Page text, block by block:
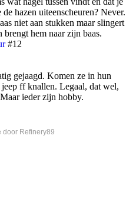
hazen uiteenscheuren? Never.
niet aan stukken maar slingert
hem naar zijn baas.
#12
gejaagd. Komen ze in hun
ff knallen. Legaal, dat wel,
ieder zijn hobby.
door Refinery89